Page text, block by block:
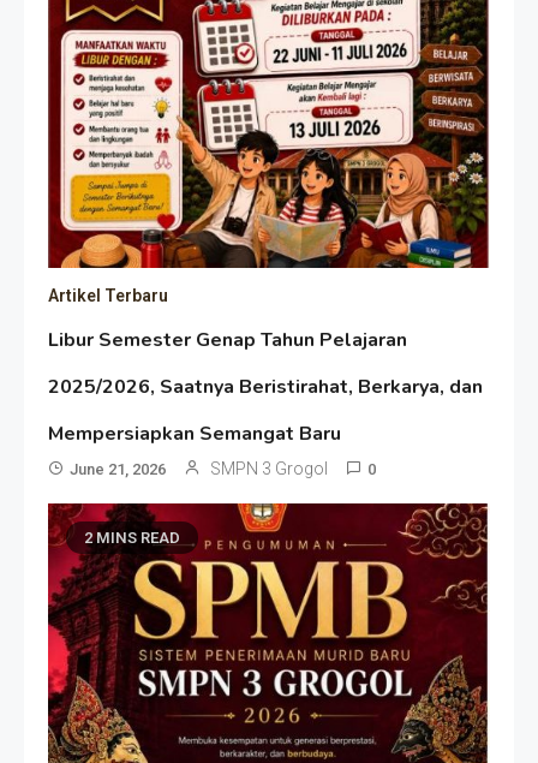
Artikel Terbaru
Libur Semester Genap Tahun Pelajaran
2025/2026, Saatnya Beristirahat, Berkarya, dan
Mempersiapkan Semangat Baru
June 21, 2026 SMPN 3 Grogol 0
2 MINS READ